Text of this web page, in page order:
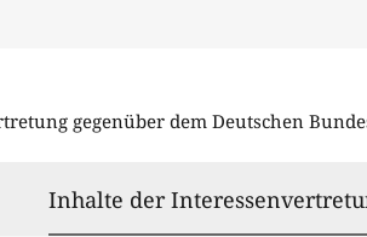
gegenüber dem Deutschen
Inhalte der